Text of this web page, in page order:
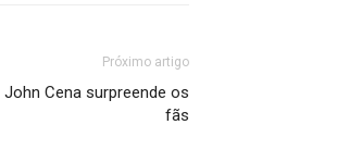
Próximo artigo
Cena surpreende os
fãs